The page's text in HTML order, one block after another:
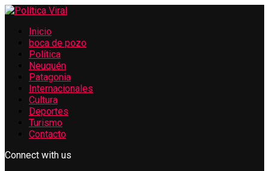
Inicio
boca de pozo
Política
Neuquén
Patagonia
Internacionales
Cultura
Deportes
Turismo
Contacto
Connect with us